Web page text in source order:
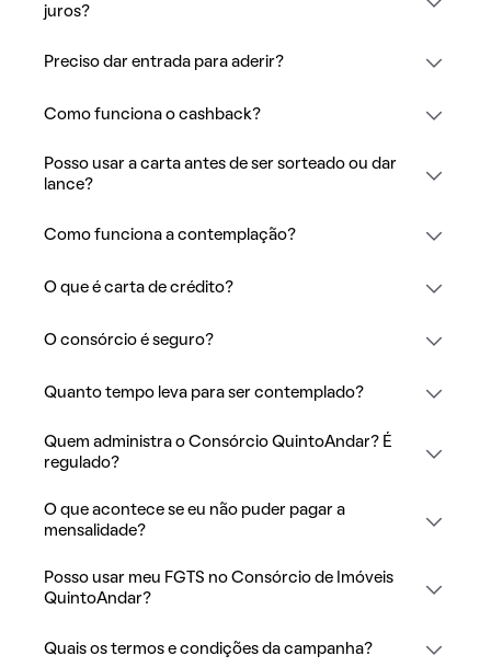
juros?
Preciso dar entrada para aderir?
Como funciona o cashback?
Posso usar a carta antes de ser sorteado ou dar
lance?
Como funciona a contemplação?
O que é carta de crédito?
O consórcio é seguro?
Quanto tempo leva para ser contemplado?
Quem administra o Consórcio QuintoAndar? É
regulado?
O que acontece se eu não puder pagar a
mensalidade?
Posso usar meu FGTS no Consórcio de Imóveis
QuintoAndar?
Quais os termos e condições da campanha?